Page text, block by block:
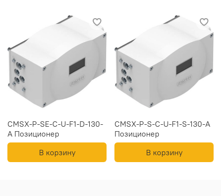
CMSX-P-SE-C-U-F1-D-130-
A Позиционер
В корзину
CMSX-P-S-C-U-F1-S-130-A
Позиционер
В корзину